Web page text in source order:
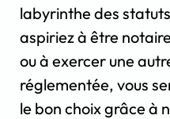
labyrinthe des
aspiriez à être
ou à exercer une
réglementée, vous
le bon choix grâce à